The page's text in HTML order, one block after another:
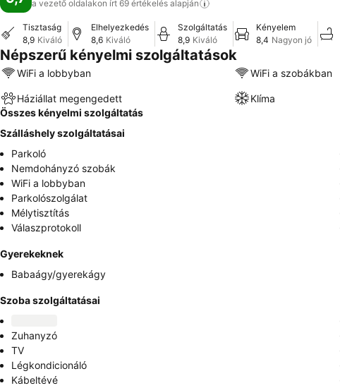
a vezető oldalakon írt 69 értékelés alapján
Tisztaság
8,9 Kiváló
Elhelyezkedés
8,6 Kiváló
Szolgáltatás
8,9 Kiváló
Kényelem
8,4 Nagyon jó
Népszerű kényelmi szolgáltatások
WiFi a lobbyban WiFi a szobákban
Háziállat megengedett
Klíma
Összes kényelmi szolgáltatás
Szálláshely szolgáltatásai
Parkoló
Nemdohányzó szobák
WiFi a lobbyban
Parkolószolgálat
Mélytisztítás
Válaszprotokoll
Gyerekeknek
Babaágy/gyerekágy
Szoba szolgáltatásai
Zuhanyzó
TV
Légkondicionáló
Kábeltévé